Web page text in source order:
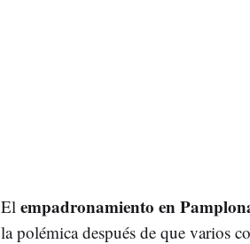
El empadronamiento en
la polémica después de que varios